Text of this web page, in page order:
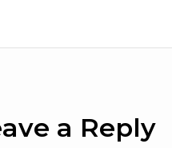
a Reply